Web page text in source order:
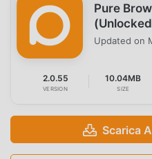
Pure
Updated on
2.0.55
VERSION
10.04MB
SIZE
Scarica